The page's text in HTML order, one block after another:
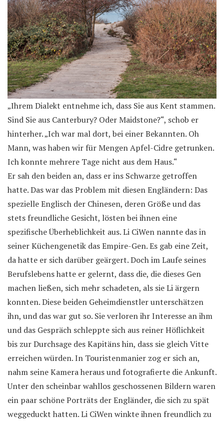
„Ihrem Dialekt entnehme ich, dass Sie aus Kent stammen.
Sind Sie aus Canterbury? Oder Maidstone?“, schob er
hinterher. „Ich war mal dort, bei einer Bekannten. Oh
Mann, was haben wir für Mengen Apfel-Cidre getrunken.
Ich konnte mehrere Tage nicht aus dem Haus.“
Er sah den beiden an, dass er ins Schwarze getroffen
hatte. Das war das Problem mit diesen Engländern: Das
spezielle Englisch der Chinesen, deren Größe und das
stets freundliche Gesicht, lösten bei ihnen eine
spezifische Überheblichkeit aus. Li CiWen nannte das in
seiner Küchengenetik das Empire-Gen. Es gab eine Zeit,
da hatte er sich darüber geärgert. Doch im Laufe seines
Berufslebens hatte er gelernt, dass die, die dieses Gen
machen ließen, sich mehr schadeten, als sie Li ärgern
konnten. Diese beiden Geheimdienstler unterschätzen
ihn, und das war gut so. Sie verloren ihr Interesse an ihm
und das Gespräch schleppte sich aus reiner Höflichkeit
bis zur Durchsage des Kapitäns hin, dass sie gleich Vitte
erreichen würden. In Touristenmanier zog er sich an,
nahm seine Kamera heraus und fotografierte die Ankunft.
Unter den scheinbar wahllos geschossenen Bildern waren
ein paar schöne Porträts der Engländer, die sich zu spät
weggeduckt hatten. Li CiWen winkte ihnen freundlich zu